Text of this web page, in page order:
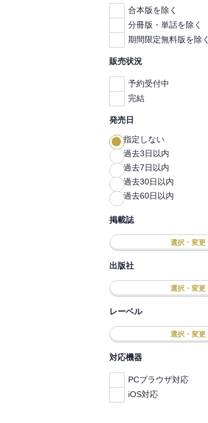
合本版を除く
分冊版・単話を除く
期間限定無料版を除く
販売状況
予約受付中
完結
発売日
指定しない
過去3日以内
過去7日以内
過去30日以内
過去60日以内
掲載誌
選択・変更
出版社
選択・変更
レーベル
選択・変更
対応機器
PCブラウザ対応
iOS対応